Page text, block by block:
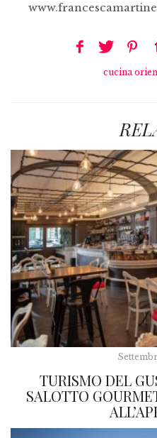
cucina
TURISMO DEL
SALOTTO